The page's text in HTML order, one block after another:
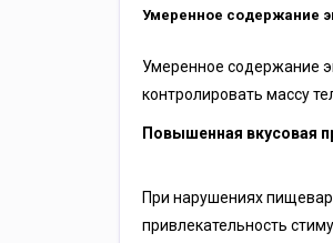
Умеренное содержание
Умеренное содержание
контролировать массу
Повышенная вкусовая
При нарушениях
привлекательность